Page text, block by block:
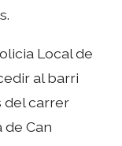
Local de
al barri
del carrer
de Can